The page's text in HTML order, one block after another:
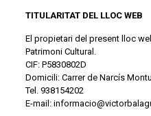
TITULARITAT DEL LLOC WEB
El propietari del present lloc
Patrimoni Cultural.
CIF: P5830802D
Domicili: Carrer de Narcís
Tel. 938154202
E-mail: